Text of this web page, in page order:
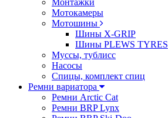
Монтажки
Мотокамеры
Мотошины
Шины X-GRIP
Шины PLEWS TYRES
Муссы, тублисс
Насосы
Спицы, комплект спиц
Ремни вариатора
Ремни Arctic Cat
Ремни BRP Lynx